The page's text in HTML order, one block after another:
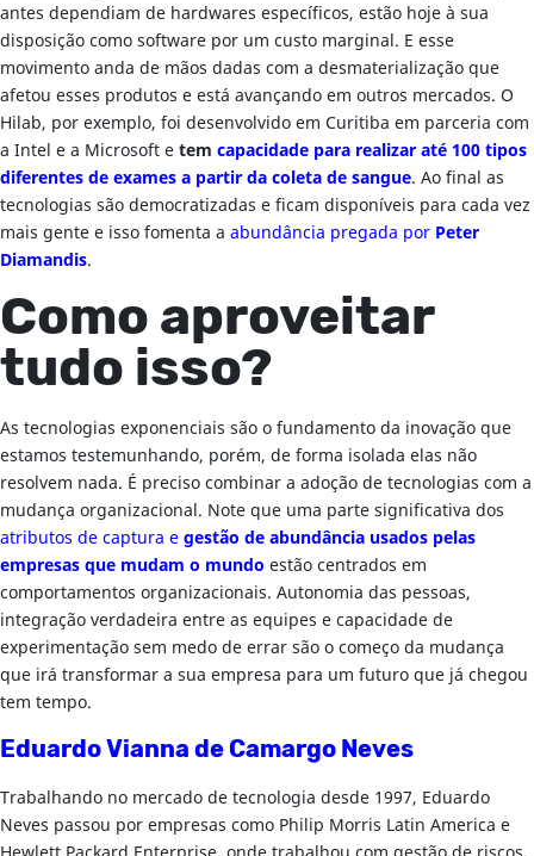
antes dependiam de hardwares específicos, estão hoje à sua
disposição como software por um custo marginal. E esse
movimento anda de mãos dadas com a desmaterialização que
afetou esses produtos e está avançando em outros mercados. O
Hilab, por exemplo, foi desenvolvido em Curitiba em parceria com
a Intel e a Microsoft etem capacidade para realizar até 100 tipos
diferentes de exames a partir da coleta de sangue. Ao final as
tecnologias são democratizadas e ficam disponíveis para cada vez
mais gente e isso fomenta a abundância pregada por Peter
Diamandis.
Como aproveitar
tudo isso?
As tecnologias exponenciais são o fundamento da inovação que
estamos testemunhando, porém, de forma isolada elas não
resolvem nada. É preciso combinar a adoção de tecnologias com a
mudança organizacional. Note que uma parte significativa dos
atributos de captura egestão de abundância usados pelas
empresas que mudam o mundo estão centrados em
comportamentos organizacionais. Autonomia das pessoas,
integração verdadeira entre as equipes e capacidade de
experimentação sem medo de errar são o começo da mudança
que irá transformar a sua empresa para um futuro que já chegou
tem tempo.
Eduardo Vianna de Camargo Neves
Trabalhando no mercado de tecnologia desde 1997, Eduardo
Neves passou por empresas como Philip Morris Latin America e